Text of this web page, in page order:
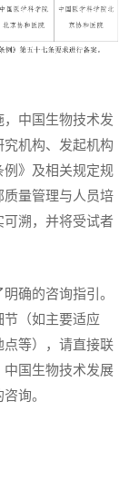
中国生物技术发
机构、发起机构
例》及相关规定规
质量管理与人员培
溯，并将受试者
确的咨询指引。
（如主要适应
等），请直接联
中国生物技术发展
询。